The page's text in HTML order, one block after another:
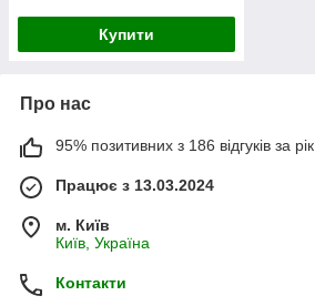
Купити
Про нас
95% позитивних з 186 відгуків за рік
Працює з 13.03.2024
м. Київ
Київ, Україна
Контакти